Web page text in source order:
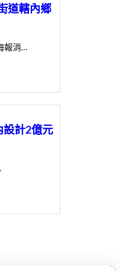
道轄內鄉
報消…
設計2億元